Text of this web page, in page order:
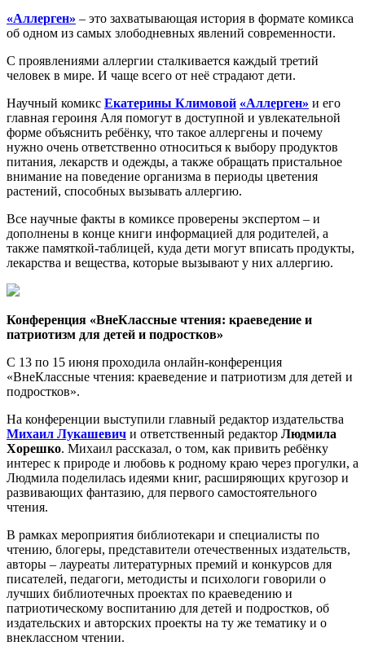
«Аллерген» – это захватывающая история в формате комикса
об одном из самых злободневных явлений современности.
С проявлениями аллергии сталкивается каждый третий
человек в мире. И чаще всего от неё страдают дети.
Научный комикс Екатерины Климовой «Аллерген» и его
главная героиня Аля помогут в доступной и увлекательной
форме объяснить ребёнку, что такое аллергены и почему
нужно очень ответственно относиться к выбору продуктов
питания, лекарств и одежды, а также обращать пристальное
внимание на поведение организма в периоды цветения
растений, способных вызывать аллергию.
Все научные факты в комиксе проверены экспертом – и
дополнены в конце книги информацией для родителей, а
также памяткой-таблицей, куда дети могут вписать продукты,
лекарства и вещества, которые вызывают у них аллергию.
Конференция «ВнеКлассные чтения: краеведение и
патриотизм для детей и подростков»
С 13 по 15 июня проходила онлайн-конференция
«ВнеКлассные чтения: краеведение и патриотизм для детей и
подростков».
На конференции выступили главный редактор издательства
Михаил Лукашевич и ответственный редактор Людмила
Хорешко. Михаил рассказал, о том, как привить ребёнку
интерес к природе и любовь к родному краю через прогулки, а
Людмила поделилась идеями книг, расширяющих кругозор и
развивающих фантазию, для первого самостоятельного
чтения.
В рамках мероприятия библиотекари и специалисты по
чтению, блогеры, представители отечественных издательств,
авторы – лауреаты литературных премий и конкурсов для
писателей, педагоги, методисты и психологи говорили о
лучших библиотечных проектах по краеведению и
патриотическому воспитанию для детей и подростков, об
издательских и авторских проекты на ту же тематику и о
внеклассном чтении.